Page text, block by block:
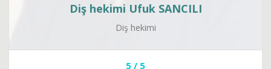
Diş hekimi Ufuk SANCILI
Diş hekimi
5 / 5